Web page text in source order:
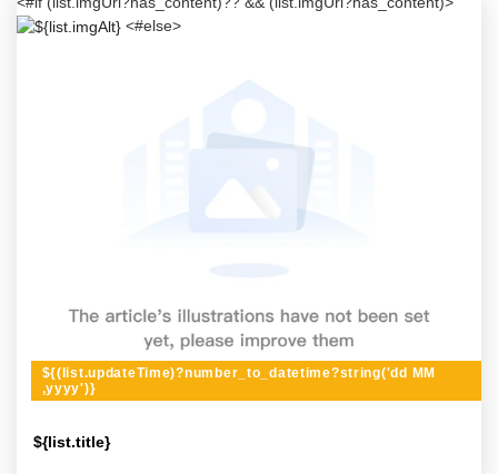
<#else>
${list.title}
${(list.updateTime)?number_to_datetime?string('dd MM
,yyyy')}